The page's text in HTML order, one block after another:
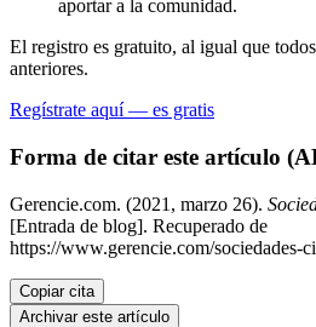
aportar a la comunidad.
El registro es gratuito, al igual que
anteriores.
Regístrate aquí — es gratis
Forma de citar este artículo
Gerencie.com. (2021, marzo 26).
[Entrada de blog]. Recuperado de
https://www.gerencie.com/sociedades-
Copiar cita
Archivar este artículo